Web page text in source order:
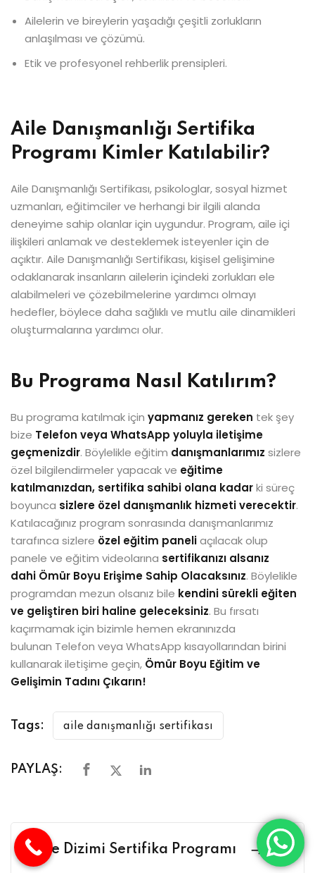
Ailelerin ve bireylerin yaşadığı çeşitli zorlukların
anlaşılması ve çözümü.
Etik ve profesyonel rehberlik prensipleri.
Aile Danışmanlığı Sertifika
Programı Kimler Katılabilir?
Aile Danışmanlığı Sertifikası, psikologlar, sosyal hizmet
uzmanları, eğitimciler ve herhangi bir ilgili alanda
deneyime sahip olanlar için uygundur. Program, aile içi
ilişkileri anlamak ve desteklemek isteyenler için de
açıktır. Aile Danışmanlığı Sertifikası, kişisel gelişimine
odaklanarak insanların ailelerin içindeki zorlukları ele
alabilmeleri ve çözebilmelerine yardımcı olmayı
hedefler, böylece daha sağlıklı ve mutlu aile dinamikleri
oluşturmalarına yardımcı olur.
Bu Programa Nasıl Katılırım?
Bu programa katılmak için yapmanız gereken tek şey
bize Telefon veya WhatsApp yoluyla iletişime
geçmenizdir. Böylelikle eğitim danışmanlarımız sizlere
özel bilgilendirmeler yapacak ve eğitime
katılmanızdan, sertifika sahibi olana kadarki süreç
boyunca sizlere özel danışmanlık hizmeti verecektir.
Katılacağınız program sonrasında danışmanlarımız
tarafınca sizlere özel eğitim paneliaçılacak olup
panele ve eğitim videolarına sertifikanızı alsanız
dahi Ömür Boyu Erişime Sahip Olacaksınız. Böylelikle
programdan mezun olsanız bile kendini sürekli eğiten
ve geliştiren biri haline geleceksiniz. Bu fırsatı
kaçırmamak için bizimle hemen ekranınızda
bulunan Telefon veya WhatsApp kısayollarından birini
kullanarak iletişime geçin, Ömür Boyu Eğitim ve
Gelişimin Tadını Çıkarın!
Tags: aile danışmanlığı sertifikası
PAYLAŞ:
Aile Dizimi Sertifika Programı